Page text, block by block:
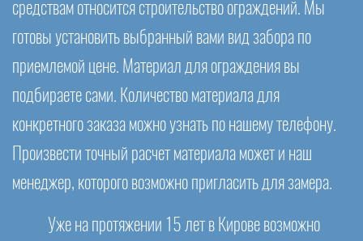
средствам относится строительство ограждений. Мы
готовы установить выбранный вами вид забора по
приемлемой цене. Материал для ограждения вы
подбираете сами. Количество материала для
конкретного заказа можно узнать по нашему телефону.
Произвести точный расчет материала может и наш
менеджер, которого возможно пригласить для замера.
Уже на протяжении 15 лет в Кирове возможно